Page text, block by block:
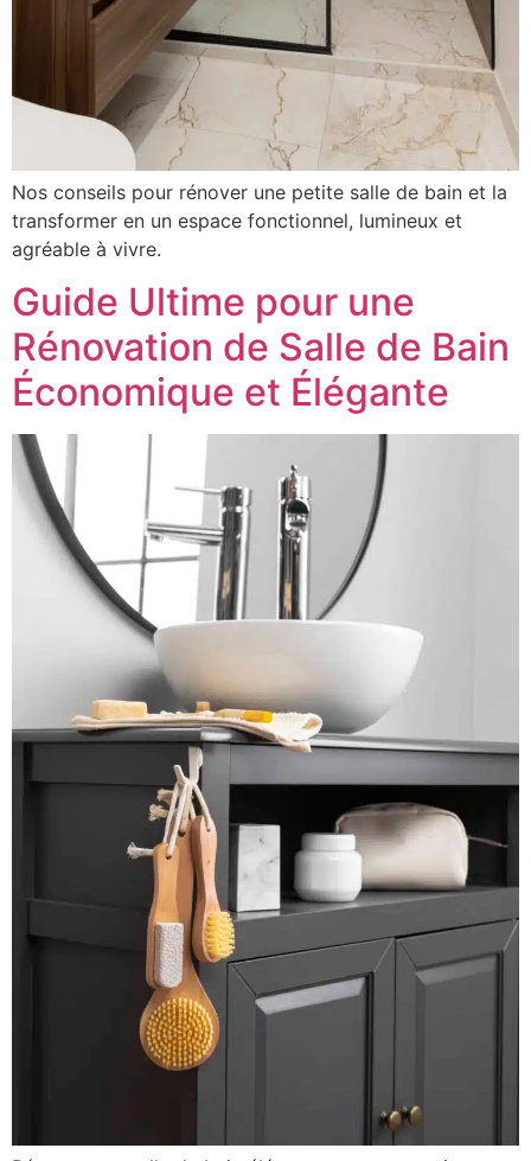
Nos conseils pour rénover une petite salle de bain et la
transformer en un espace fonctionnel, lumineux et
agréable à vivre.
Guide Ultime pour une
Rénovation de Salle de Bain
Économique et Élégante